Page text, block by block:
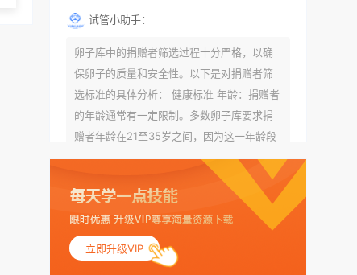
试管小助手：
卵子库中的捐赠者筛选过程十分严格，以确
保卵子的质量和安全性。以下是对捐赠者筛
选标准的具体分析： 健康标准 年龄：捐赠者
的年龄通常有一定限制。多数卵子库要求捐
赠者年龄在21至35岁之间，因为这一年龄段
女性的卵子质量相对较高。不过，不同卵子
库的具体年龄要求可能有所不同。 身体质量
指数（BMI）：捐赠者的BMI通常需要在正常
范围内，以确保其身体健康状况良好。过高
的BMI可能与多种健康问题相关联，包括不孕
症和妊娠并发症。 生殖健康：捐赠者需要有
立即升级VIP